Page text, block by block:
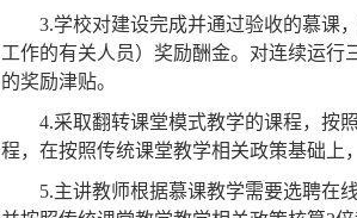
2. 学校负责每门课程的全部建设经费
3.学校对建设完成并通过验收的慕课
工作的有关人员）奖励酬金。对连续运行
的奖励津贴。
4.采取翻转课堂模式教学的课程，按
程，在按照传统课堂教学相关政策基础上